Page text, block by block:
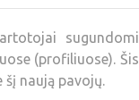
sugundomi
(profiliuose). Šis
naują pavojų.